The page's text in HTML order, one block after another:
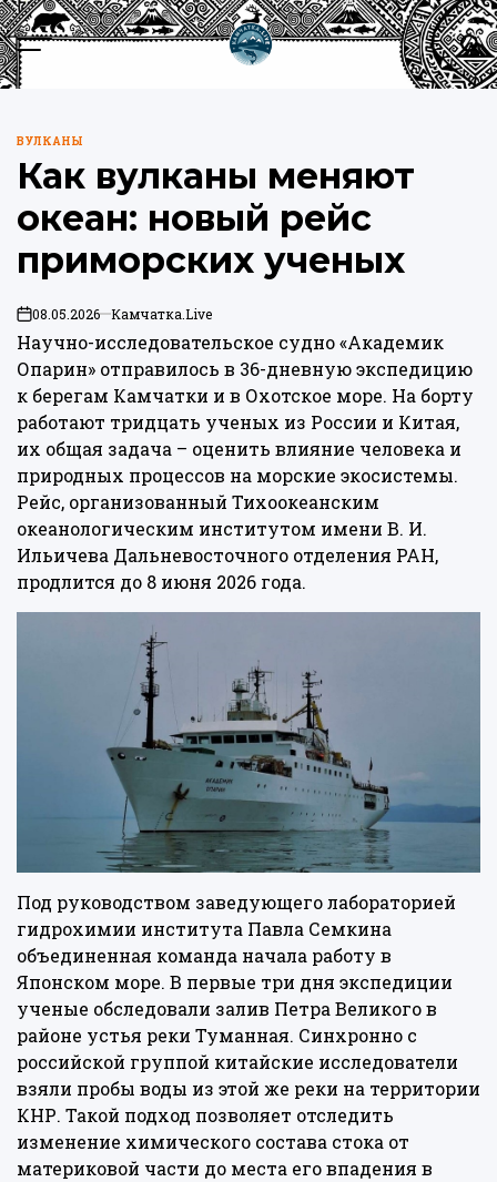
Перейти
к
содержимому
Меню
ОПУБЛИКОВАНО
В
ВУЛКАНЫ
Как вулканы меняют
океан: новый рейс
приморских ученых
on08.05.2026 Камчатка.Live
Научно-исследовательское судно «Академик
Опарин» отправилось в 36-дневную экспедицию
к берегам Камчатки и в Охотское море. На борту
работают тридцать ученых из России и Китая,
их общая задача – оценить влияние человека и
природных процессов на морские экосистемы.
Рейс, организованный Тихоокеанским
океанологическим институтом имени В. И.
Ильичева Дальневосточного отделения РАН,
продлится до 8 июня 2026 года.
Под руководством заведующего лабораторией
гидрохимии института Павла Семкина
объединенная команда начала работу в
Японском море. В первые три дня экспедиции
ученые обследовали залив Петра Великого в
районе устья реки Туманная. Синхронно с
российской группой китайские исследователи
взяли пробы воды из этой же реки на территории
КНР. Такой подход позволяет отследить
изменение химического состава стока от
материковой части до места его впадения в